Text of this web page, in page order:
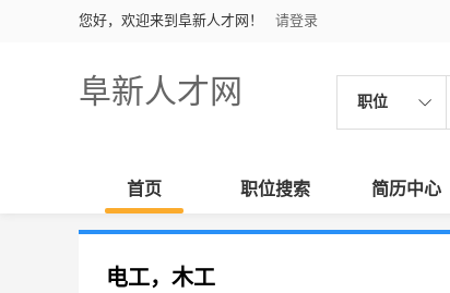
您好，欢迎来到阜新人才网！ 请登录
阜新人才网 职位
首页 职位搜索 简历中心
电工，木工